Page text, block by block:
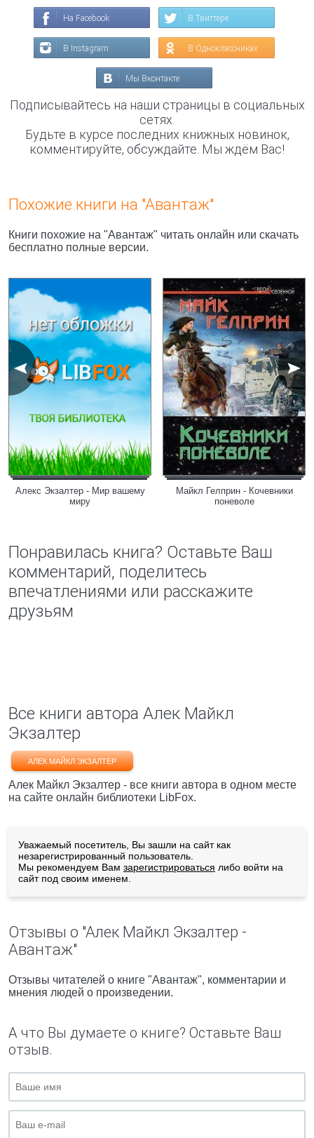
На Facebook В Твиттере
В Instagram В Одноклассниках
Мы Вконтакте
Подписывайтесь на наши страницы в социальных
сетях.
Будьте в курсе последних книжных новинок,
комментируйте, обсуждайте. Мы ждём Вас!
Похожие книги на "Авантаж"
Книги похожие на "Авантаж" читать онлайн или скачать
бесплатно полные версии.
Алекс Экзалтер - Мир вашему
миру
Майкл Гелприн - Кочевники
поневоле
Понравилась книга? Оставьте Ваш
комментарий, поделитесь
впечатлениями или расскажите
друзьям
Все книги автора Алек Майкл
Экзалтер
АЛЕК МАЙКЛ ЭКЗАЛТЕР
Алек Майкл Экзалтер - все книги автора в одном месте
на сайте онлайн библиотеки LibFox.
Уважаемый посетитель, Вы зашли на сайт как
незарегистрированный пользователь.
Мы рекомендуем Вам зарегистрироваться либо войти на
сайт под своим именем.
Отзывы о "Алек Майкл Экзалтер -
Авантаж"
Отзывы читателей о книге "Авантаж", комментарии и
мнения людей о произведении.
А что Вы думаете о книге? Оставьте Ваш
отзыв.